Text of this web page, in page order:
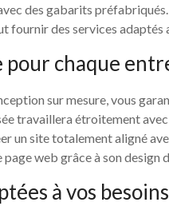
des gabarits
fournir des services adaptés
chaque
sur mesure, vous
travaillera étroitement
un site totalement aligné
web grâce à son design
à vos besoins